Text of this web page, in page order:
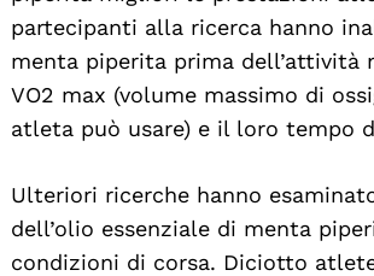
partecipanti alla ricerca hanno
menta piperita prima dell’attività
VO2 max (volume massimo di
atleta può usare) e il loro tempo
Ulteriori ricerche hanno
dell’olio essenziale di menta
condizioni di corsa. Diciotto